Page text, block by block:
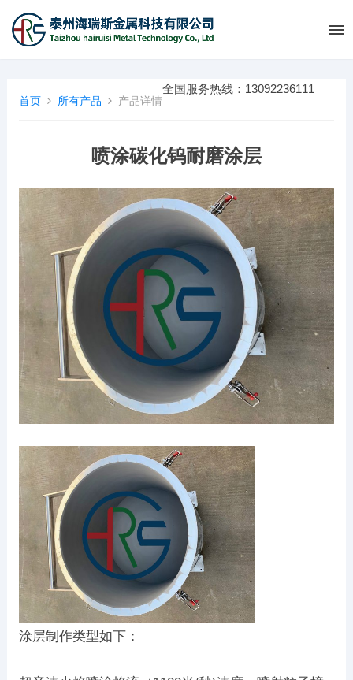
全国服务热线：13092236111
首页 所有产品 产品详情
喷涂碳化钨耐磨涂层
涂层制作类型如下：